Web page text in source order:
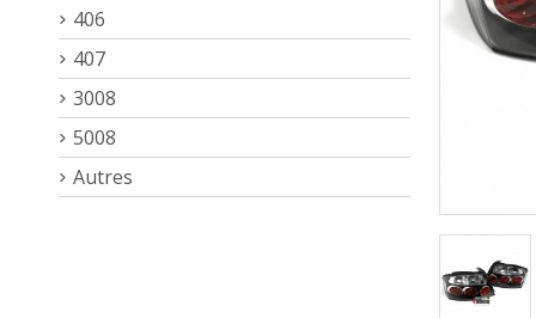
406
407
3008
5008
Autres